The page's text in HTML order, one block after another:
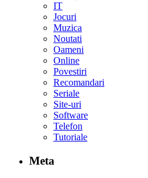
IT
Jocuri
Muzica
Noutati
Oameni
Online
Povestiri
Recomandari
Seriale
Site-uri
Software
Telefon
Tutoriale
Meta